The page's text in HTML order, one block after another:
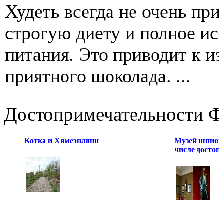
Худеть всегда не очень
строгую диету и полное
питания. Это приводит к
приятного шоколада. ...
Достопримечательности
Котка и Хямеэнлинн
Музей
числе